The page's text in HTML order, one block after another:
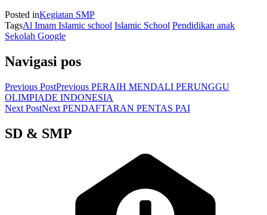
Posted inKegiatan SMP
TagsAl Imam Islamic school Islamic School Pendidikan anak
Sekolah Google
Navigasi pos
Previous PostPrevious PERAIH MENDALI PERUNGGU
OLIMPIADE INDONESIA
Next PostNext PENDAFTARAN PENTAS PAI
SD & SMP